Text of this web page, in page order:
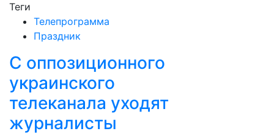
Теги
Телепрограмма
Праздник
С оппозиционного
украинского
телеканала уходят
журналисты